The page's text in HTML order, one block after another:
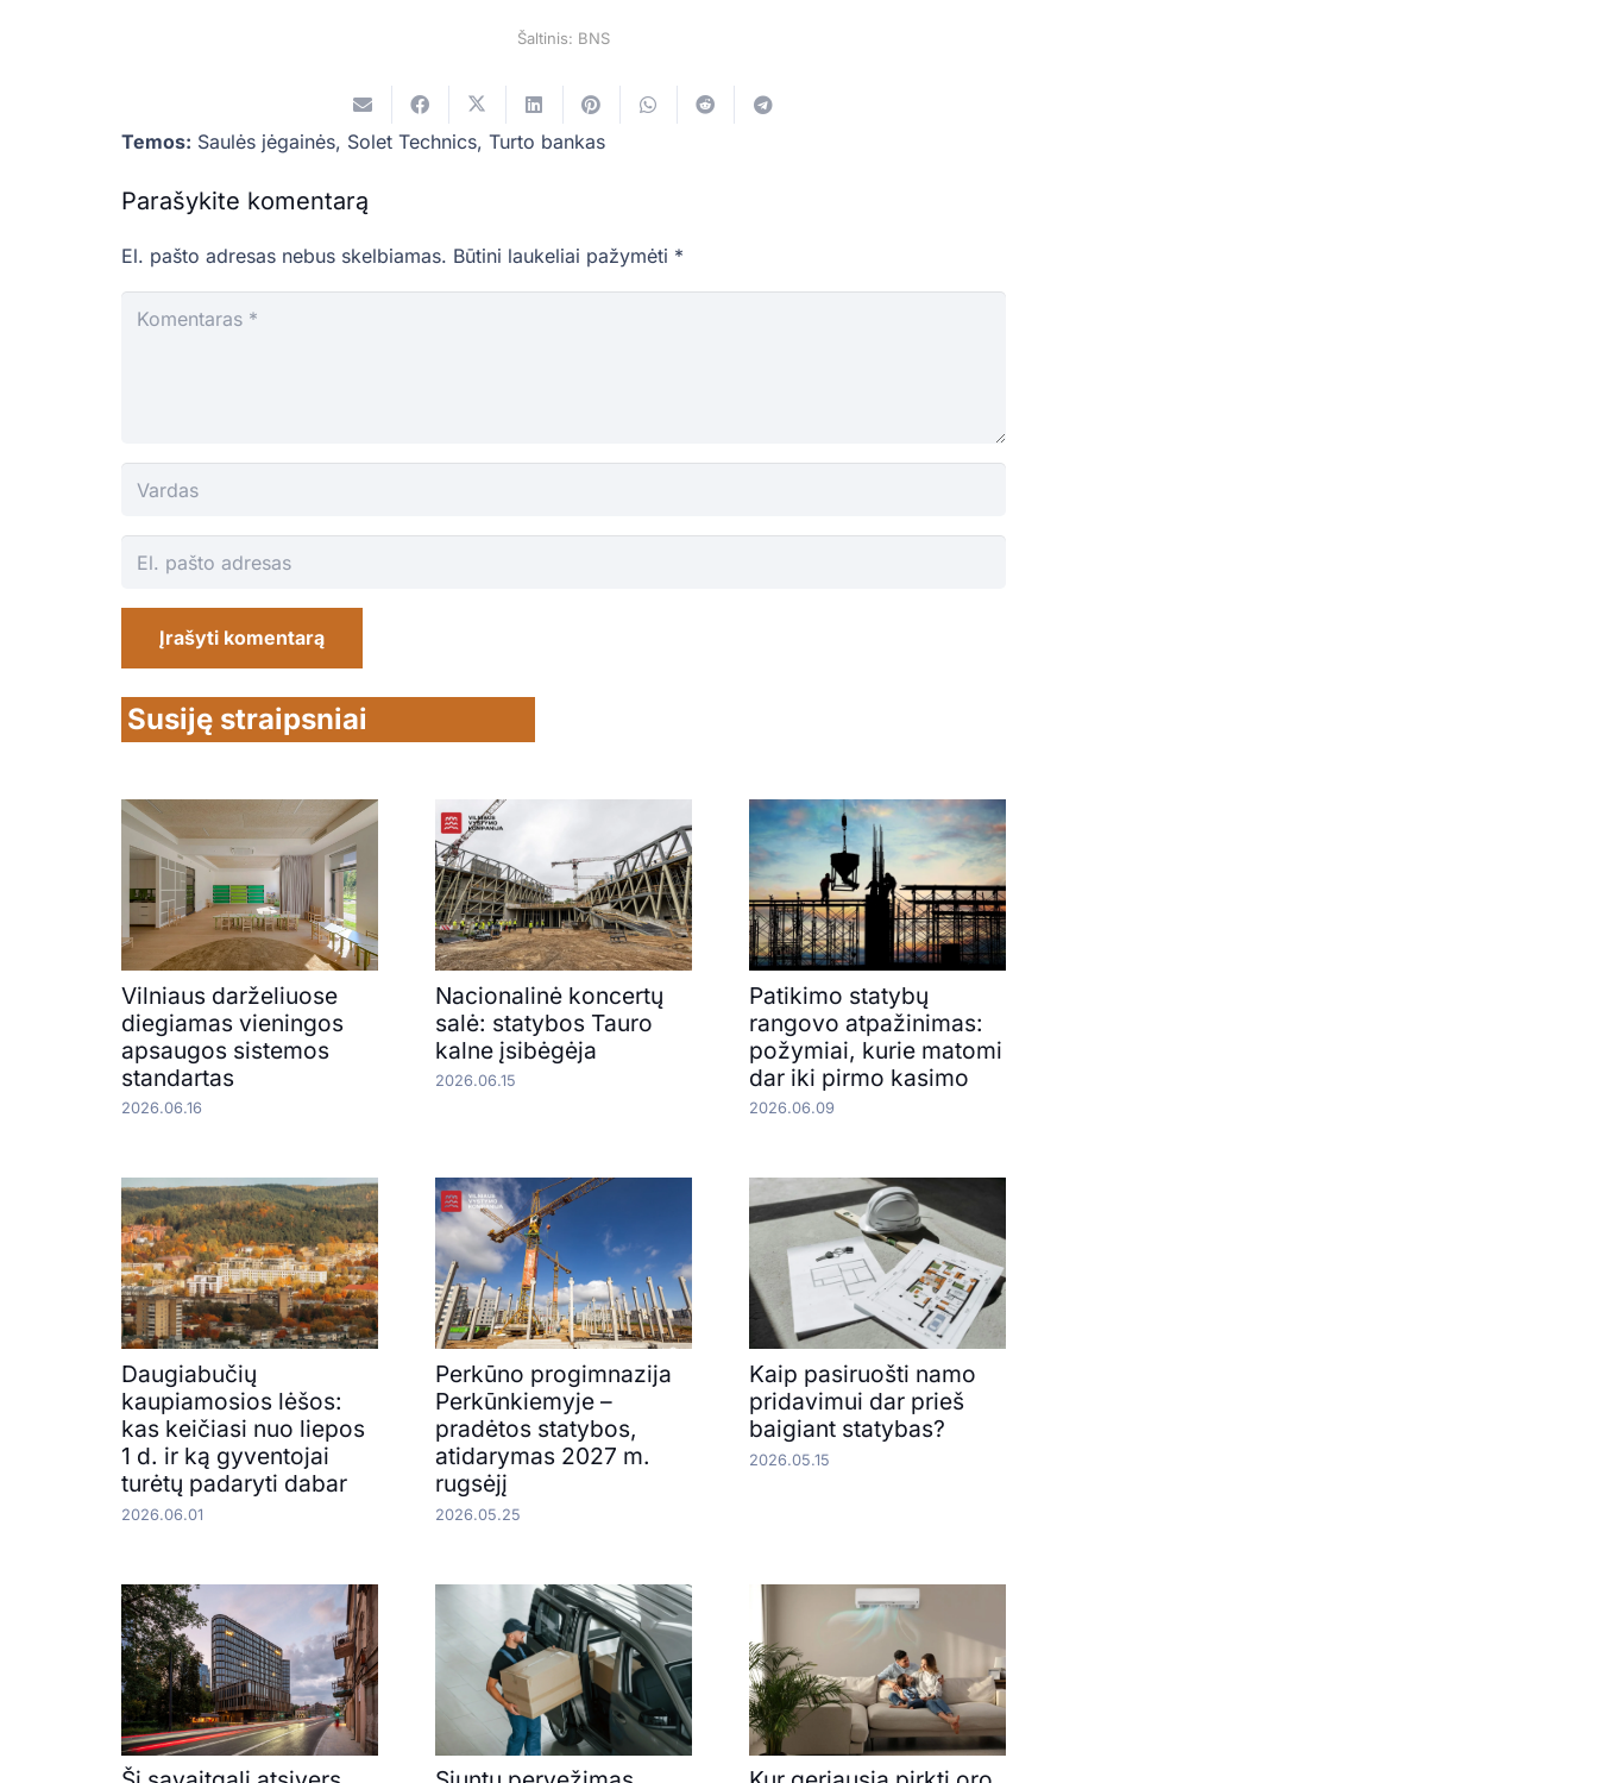
Šaltinis: BNS
Temos: Saulės jėgainės, Solet Technics, Turto bankas
Parašykite komentarą
El. pašto adresas nebus skelbiamas. Būtini laukeliai pažymėti *
Įrašyti komentarą
Susiję straipsniai
Vilniaus darželiuose
diegiamas vieningos
apsaugos sistemos
standartas
2026.06.16
Nacionalinė koncertų
salė: statybos Tauro
kalne įsibėgėja
2026.06.15
Patikimo statybų
rangovo atpažinimas:
požymiai, kurie matomi
dar iki pirmo kasimo
2026.06.09
Daugiabučių
kaupiamosios lėšos:
kas keičiasi nuo liepos
1 d. ir ką gyventojai
turėtų padaryti dabar
2026.06.01
Perkūno progimnazija
Perkūnkiemyje –
pradėtos statybos,
atidarymas 2027 m.
rugsėjį
2026.05.25
Kaip pasiruošti namo
pridavimui dar prieš
baigiant statybas?
2026.05.15